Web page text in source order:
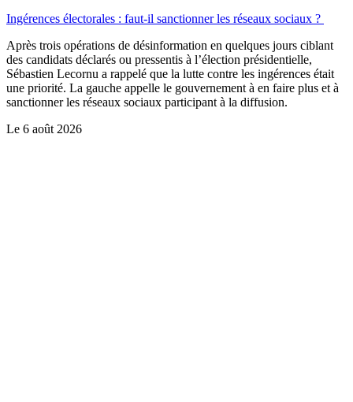
Ingérences électorales : faut-il sanctionner les réseaux sociaux ?
Après trois opérations de désinformation en quelques jours ciblant
des candidats déclarés ou pressentis à l’élection présidentielle,
Sébastien Lecornu a rappelé que la lutte contre les ingérences était
une priorité. La gauche appelle le gouvernement à en faire plus et à
sanctionner les réseaux sociaux participant à la diffusion.
Le 6 août 2026